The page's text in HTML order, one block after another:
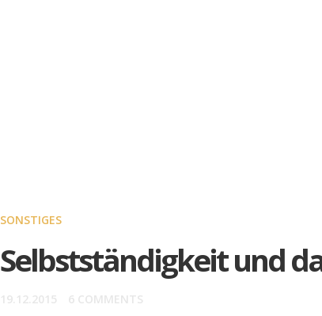
SONSTIGES
Selbstständigkeit und
19.12.2015 6 COMMENTS